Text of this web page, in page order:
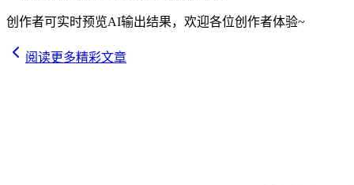
创作者可实时预览AI输出结果，欢迎各位创作者体验~
阅读更多精彩文章